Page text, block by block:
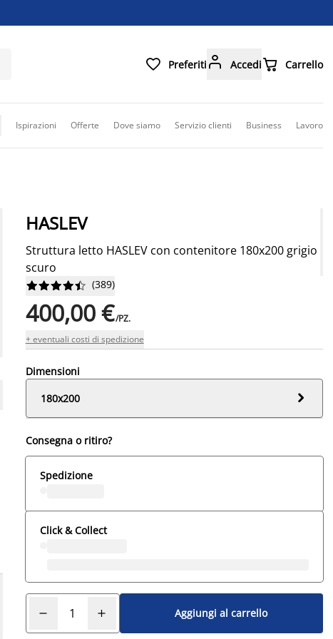
 Preferiti  Accedi Carrello
Ispirazioni Offerte Dove siamo Servizio clienti Business Lavoro
HASLEV
Struttura letto HASLEV con contenitore 180x200 grigio
scuro





 (389)
400,00 €/PZ.
+ eventuali costi di spedizione
Dimensioni
180x200

Consegna o ritiro?
Spedizione
Click & Collect
Aggiungi al carrello